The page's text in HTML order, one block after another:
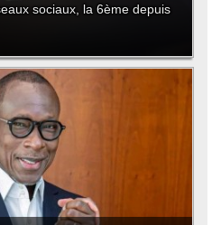
sociaux, la 6ème depuis